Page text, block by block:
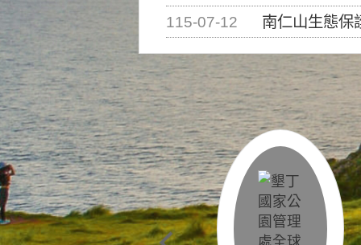
115-07-12
南仁山生態保護區步道已完成